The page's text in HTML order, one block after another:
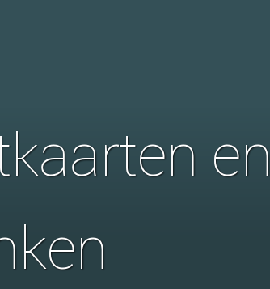
en